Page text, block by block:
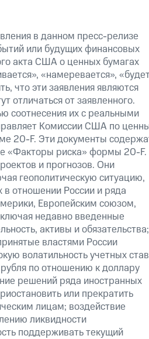
в данном пресс-релизе
или будущих финансовых
акта США о ценных бумагах
«намеревается»,
что эти заявления являются
отличаться от заявленного.
соотнесения их с реальными
Комиссии США по
20-F. Эти документы
«Факторы риска» формы 20-F.
и прогнозов. Они
геополитическую ситуацию,
отношении России и ряда
Европейским союзом,
недавно введенные
активы и обязательства;
властями России
волатильность учетных
по отношению к доллару
решений ряда иностранных
или прекратить
лицам; воздействие
ликвидности
поддерживать текущий